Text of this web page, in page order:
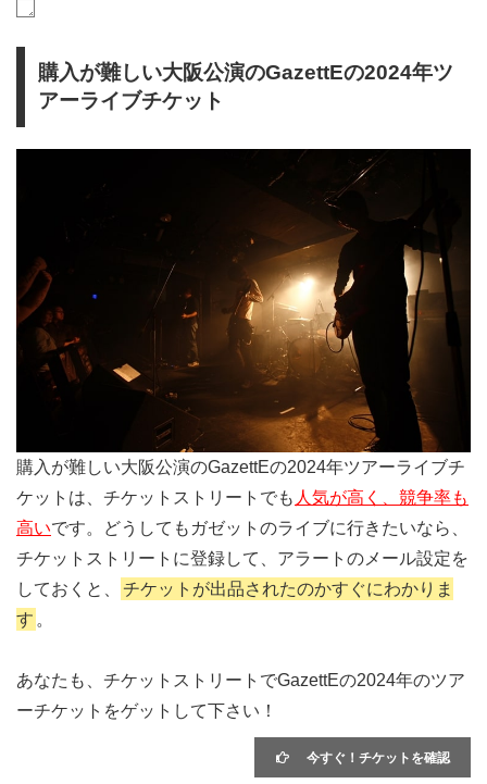
購入が難しい大阪公演のGazettEの2024年ツ
アーライブチケット
購入が難しい大阪公演のGazettEの2024年ツアーライブチ
ケットは、チケットストリートでも 人気が高く、競争率も
高いです。どうしてもガゼットのライブに行きたいなら、
チケットストリートに登録して、アラートのメール設定を
しておくと、
チケットが出品されたのかすぐにわかりま
す 。
あなたも、チケットストリートでGazettEの2024年のツア
ーチケットをゲットして下さい！
今すぐ！チケットを確認